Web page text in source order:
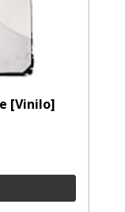
[Vinilo]